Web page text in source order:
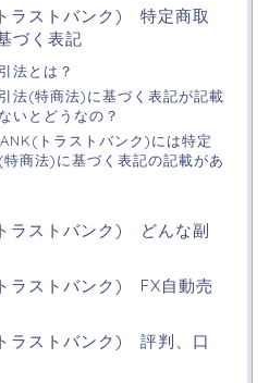
ラストバンク) 特定商取
づく表記
法とは？
法(特商法)に基づく表記が記載
いとどうなの？
トラストバンク)には特定
商法)に基づく表記の記載があ
ラストバンク) どんな副
ラストバンク) FX自動売
ラストバンク) 評判、口